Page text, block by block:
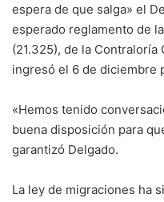
espera de que salga» el
esperado reglamento de
(21.325), de la Contraloría
ingresó el 6 de diciembre
«Hemos tenido
buena disposición para
garantizó Delgado.
La ley de migraciones ha